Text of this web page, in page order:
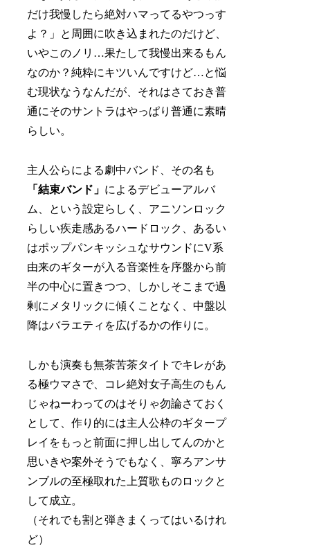
だけ我慢したら絶対ハマってるやつっす
よ？」と周囲に吹き込まれたのだけど、
いやこのノリ…果たして我慢出来るもん
なのか？純粋にキツいんですけど…と悩
む現状なうなんだが、それはさておき普
通にそのサントラはやっぱり普通に素晴
らしい。
主人公らによる劇中バンド、その名も
「結束バンド」 によるデビューアルバ
ム、という設定らしく、アニソンロック
らしい疾走感あるハードロック、あるい
はポップパンキッシュなサウンドにV系
由来のギターが入る音楽性を序盤から前
半の中心に置きつつ、しかしそこまで過
剰にメタリックに傾くことなく、中盤以
降はバラエティを広げるかの作りに。
しかも演奏も無茶苦茶タイトでキレがあ
る極ウマさで、コレ絶対女子高生のもん
じゃねーわってのはそりゃ勿論さておく
として、作り的には主人公枠のギタープ
レイをもっと前面に押し出してんのかと
思いきや案外そうでもなく、寧ろアンサ
ンブルの至極取れた上質歌ものロックと
して成立。
（それでも割と弾きまくってはいるけれ
ど）